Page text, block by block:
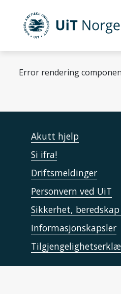
Gå til hovedinnhold
UiT Norges
Error rendering
Akutt hjelp
Si ifra!
Driftsmeldinger
Personvern ved UiT
Sikkerhet,
Informasjonskapsler